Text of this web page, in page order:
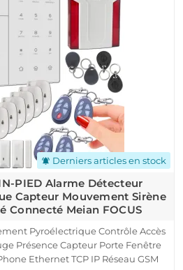
notifications_active Derniers articles en stock
PIED Alarme Détecteur
Capteur Mouvement Sirène
Connecté Meian FOCUS
Pyroélectrique Contrôle Accès
Présence Capteur Porte Fenêtre
Ethernet TCP IP Réseau GSM